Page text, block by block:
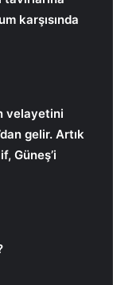
karşısında
velayetini
gelir. Artık
Güneş’i